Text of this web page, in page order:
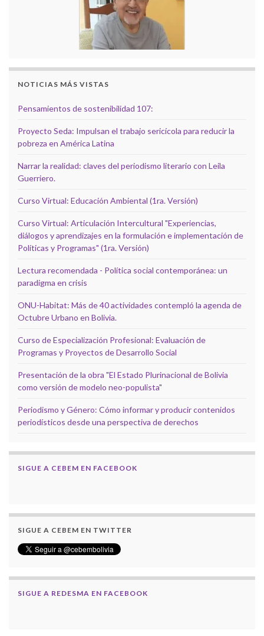
NOTICIAS MÁS VISTAS
Pensamientos de sostenibilidad 107:
Proyecto Seda: Impulsan el trabajo sericícola para reducir la
pobreza en América Latina
Narrar la realidad: claves del periodismo literario con Leila
Guerriero.
Curso Virtual: Educación Ambiental (1ra. Versión)
Curso Virtual: Articulación Intercultural "Experiencias,
diálogos y aprendizajes en la formulación e implementación de
Políticas y Programas" (1ra. Versión)
Lectura recomendada - Política social contemporánea: un
paradigma en crisis
ONU-Habitat: Más de 40 actividades contempló la agenda de
Octubre Urbano en Bolivia.
Curso de Especialización Profesional: Evaluación de
Programas y Proyectos de Desarrollo Social
Presentación de la obra "El Estado Plurinacional de Bolivia
como versión de modelo neo-populista"
Periodismo y Género: Cómo informar y producir contenidos
periodísticos desde una perspectiva de derechos
SIGUE A CEBEM EN FACEBOOK
SIGUE A CEBEM EN TWITTER
SIGUE A REDESMA EN FACEBOOK